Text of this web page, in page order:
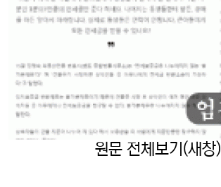
원문 전체보기(새창)